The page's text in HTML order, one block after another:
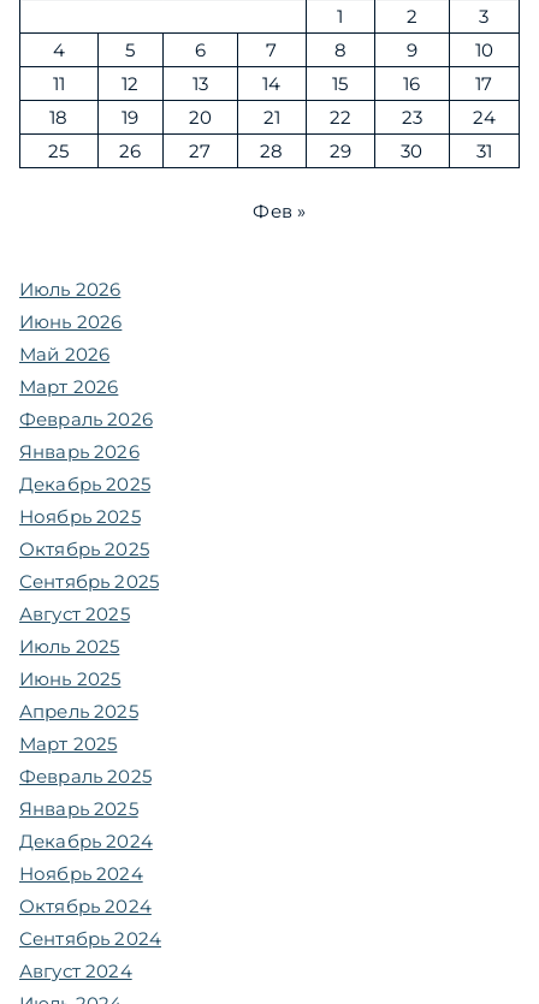
1
2
3
4
5 6 7 8 9
10
11
12 13 14 15 16
17
18
19 20 21 22 23
24
25
26 27 28 29 30 31
Фев »
Июль 2026
Июнь 2026
Май 2026
Март 2026
Февраль 2026
Январь 2026
Декабрь 2025
Ноябрь 2025
Октябрь 2025
Сентябрь 2025
Август 2025
Июль 2025
Июнь 2025
Апрель 2025
Март 2025
Февраль 2025
Январь 2025
Декабрь 2024
Ноябрь 2024
Октябрь 2024
Сентябрь 2024
Август 2024